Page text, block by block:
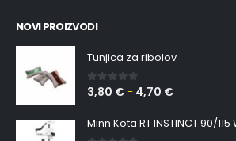
NOVI PROIZVODI
Tunjica za ribolov
0 out of 5
3,80 € – 4,70 €
Minn Kota RT INSTINCT 90/115